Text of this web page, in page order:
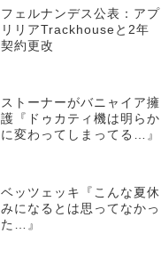
フェルナンデス公表：アプ
リリアTrackhouseと2年
契約更改
ストーナーがバニャイア擁
護『ドゥカティ機は明らか
に変わってしまってる…』
ベッツェッキ『こんな夏休
みになるとは思ってなかっ
た…』